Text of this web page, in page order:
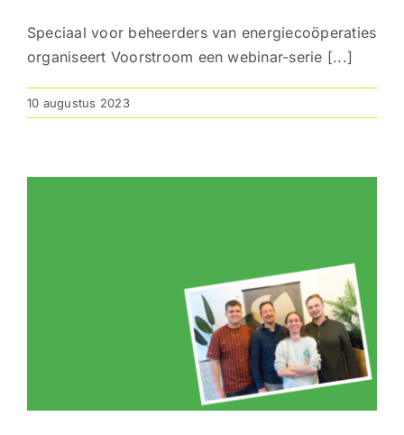
Speciaal voor beheerders van energiecoöperaties
organiseert Voorstroom een webinar-serie [...]
10 augustus 2023